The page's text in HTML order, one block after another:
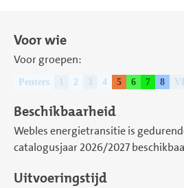
Voor wie
Voor groepen:
Peuters 2 3 4 5 6 7 8
Beschikbaarheid
Webles energietransitie is
catalogusjaar 2026/2027
Uitvoeringstijd